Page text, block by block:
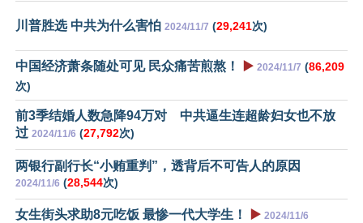
川普胜选 中共为什么害怕 2024/11/7 (29,241次)
中国经济萧条随处可见 民众痛苦煎熬！ ▶️ 2024/11/7 (86,209
次)
前3季结婚人数急降94万对 中共逼生连超龄妇女也不放
过 2024/11/6 (27,792次)
两银行副行长“小贿重判”，透背后不可告人的原因
2024/11/6 (28,544次)
女生街头求助8元吃饭 最惨一代大学生！ ▶️ 2024/11/6